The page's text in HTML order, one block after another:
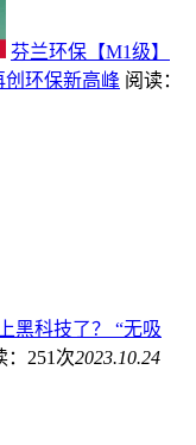
芬兰环保【M1级】
环保新高峰 阅读：
黑科技了？ “无吸
：251次2023.10.24